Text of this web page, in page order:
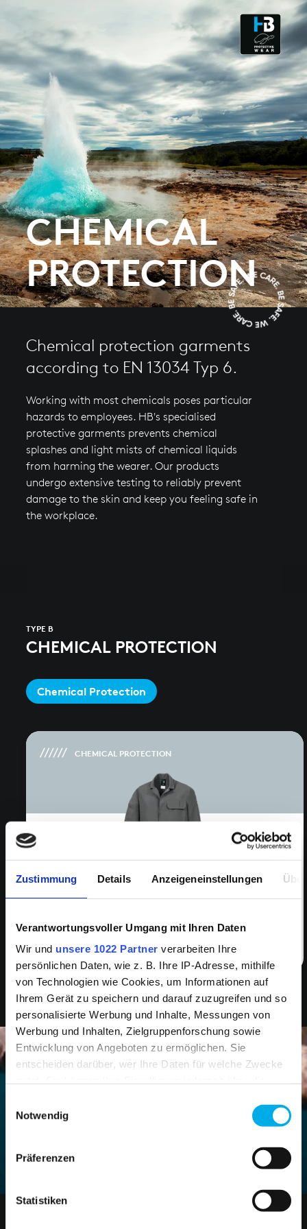
Zustimmung Details Anzeigeneinstellungen
Verantwortungsvoller Umgang mit Ihren Daten
Wir und unsere 1022 Partner verarbeiten Ihre
persönlichen Daten, wie z. B. Ihre IP-Adresse, mithilfe
von Technologien wie Cookies, um Informationen auf
Ihrem Gerät zu speichern und darauf zuzugreifen und so
personalisierte Werbung und Inhalte, Messungen von
Werbung und Inhalten, Zielgruppenforschung sowie
Entwicklung von Angeboten zu ermöglichen. Sie
entscheiden darüber, wer Ihre Daten für welche Zwecke
Trigger Symbol ändern oder widerrufen
Informationen über Ihre geografische Lage
können
Notwendig
Präferenzen
Statistiken
CLEANROOM & DUST
CHEMICAL
PROTECTION
Chemical protection garments
according to EN 13034 Typ 6.
Working with most chemicals poses particular
hazards to employees. HB's specialised
protective garments prevents chemical
splashes and light mists of chemical liquids
from harming the wearer. Our products
undergo extensive testing to reliably prevent
damage to the skin and keep you feeling safe in
the workplace.
TYPE B
CHEMICAL PROTECTION
Chemical Protection
CHEMICAL PROTECTION
HB-CHEMSTANDARD
COLLECTION
DISCOVER MORE PRODUCTS
FROMHB PROTECTIVE WEAR
Product Search